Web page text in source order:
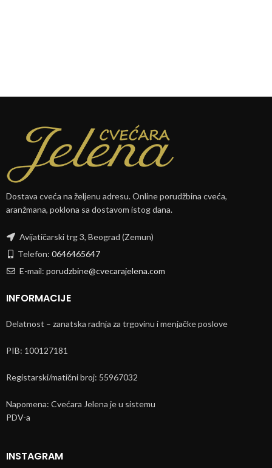
Dostava cveća na željenu adresu. Online porudžbina cveća,
aranžmana, poklona sa dostavom istog dana.
Avijatičarski trg 3, Beograd (Zemun)
Telefon: 0646465647
E-mail: porudzbine@cvecarajelena.com
INFORMACIJE
Delatnost – zanatska radnja za trgovinu i menjačke poslove
PIB: 100127181
Registarski/matični broj: 55967032
Napomena: Cvećara Jelena je u sistemu
PDV-a
INSTAGRAM